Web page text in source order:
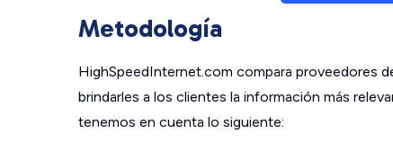
Metodología
HighSpeedInternet.com compara proveedores
brindarles a los clientes la información más
tenemos en cuenta lo siguiente: